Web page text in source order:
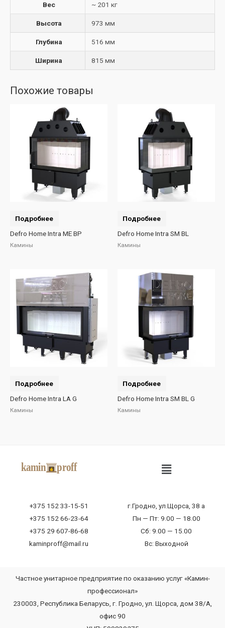
Вес ~ 201 кг
Высота 973 мм
Глубина 516 мм
Ширина 815 мм
Похожие товары
Подробнее
Defro Home Intra ME BP
Камины
Подробнее
Defro Home Intra SM BL
Камины
Подробнее
Defro Home Intra LA G
Камины
Подробнее
Defro Home Intra SM BL G
Камины
+375 152 33-15-51
+375 152 66-23-64
+375 29 607-86-68
kaminproff@mail.ru
г.Гродно, ул.Щорса, 38 а
Пн — Пт: 9.00 — 18.00
Сб: 9.00 — 15.00
Вс: Выходной
Частное унитарное предприятие по оказанию услуг «Камин-
профессионал»
230003, Республика Беларусь, г. Гродно, ул. Щорса, дом 38/А,
офис 90